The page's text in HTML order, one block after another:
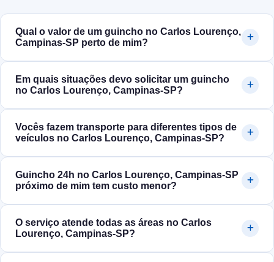
Qual o valor de um guincho no Carlos Lourenço,
Campinas‑SP perto de mim?
Em quais situações devo solicitar um guincho
no Carlos Lourenço, Campinas‑SP?
Vocês fazem transporte para diferentes tipos de
veículos no Carlos Lourenço, Campinas‑SP?
Guincho 24h no Carlos Lourenço, Campinas‑SP
próximo de mim tem custo menor?
O serviço atende todas as áreas no Carlos
Lourenço, Campinas‑SP?